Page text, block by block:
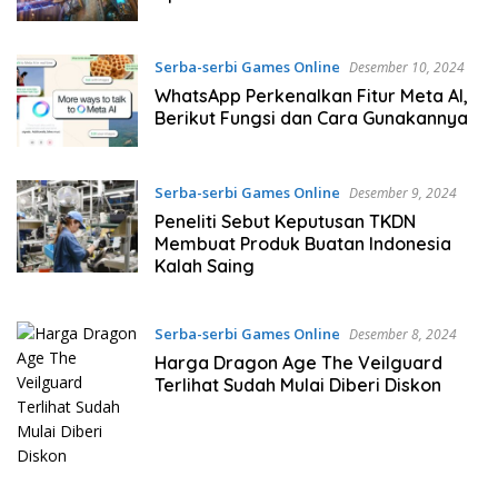
Serba-serbi Games Online Desember 10, 2024
WhatsApp Perkenalkan Fitur Meta AI,
Berikut Fungsi dan Cara Gunakannya
Serba-serbi Games Online Desember 9, 2024
Peneliti Sebut Keputusan TKDN
Membuat Produk Buatan Indonesia
Kalah Saing
Serba-serbi Games Online Desember 8, 2024
Harga Dragon Age The Veilguard
Terlihat Sudah Mulai Diberi Diskon